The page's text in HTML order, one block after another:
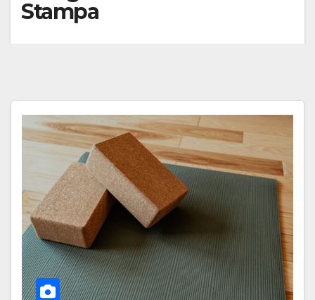
Stampa